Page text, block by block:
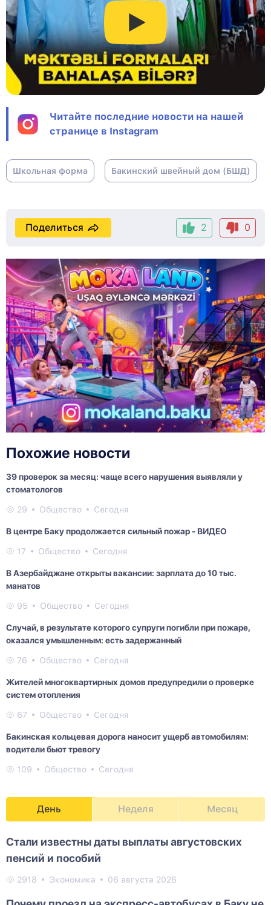
Читайте последние новости на нашей
странице в Instagram
Школьная форма Бакинский швейный дом (БШД)
2 0
Поделиться
Похожие новости
39 проверок за месяц: чаще всего нарушения выявляли у
стоматологов
29 Общество Сегодня
В центре Баку продолжается сильный пожар - ВИДЕО
17 Общество Сегодня
В Азербайджане открыты вакансии: зарплата до 10 тыс.
манатов
95 Общество Сегодня
Случай, в результате которого супруги погибли при пожаре,
оказался умышленным: есть задержанный
76 Общество Сегодня
Жителей многоквартирных домов предупредили о проверке
систем отопления
67 Общество Сегодня
Бакинская кольцевая дорога наносит ущерб автомобилям:
водители бьют тревогу
109 Общество Сегодня
День Неделя Месяц
Стали известны даты выплаты августовских
пенсий и пособий
2918 Экономика 06 августа 2026